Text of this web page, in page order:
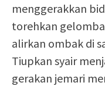
menggerakkan
torehkan
alirkan ombak di
Tiupkan syair
gerakan jemari